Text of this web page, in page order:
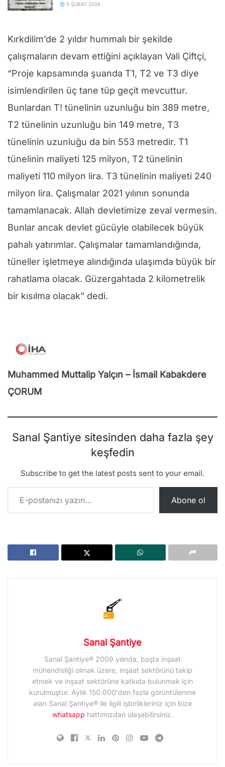
5 ŞUBAT 2026
Kırkdilim’de 2 yıldır hummalı bir şekilde
çalışmaların devam ettiğini açıklayan Vali Çiftçi,
“Proje kapsamında şuanda T1, T2 ve T3 diye
isimlendirilen üç tane tüp geçit mevcuttur.
Bunlardan T! tünelinin uzunluğu bin 389 metre,
T2 tünelinin uzunluğu bin 149 metre, T3
tünelinin uzunluğu da bin 553 metredir. T1
tünelinin maliyeti 125 milyon, T2 tünelinin
maliyeti 110 milyon lira. T3 tünelinin maliyeti 240
milyon lira. Çalışmalar 2021 yılının sonunda
tamamlanacak. Allah devletimize zeval vermesin.
Bunlar ancak devlet gücüyle olabilecek büyük
pahalı yatırımlar. Çalışmalar tamamlandığında,
tüneller işletmeye alındığında ulaşımda büyük bir
rahatlama olacak. Güzergahtada 2 kilometrelik
bir kısılma olacak” dedi.
Muhammed Muttalip Yalçın – İsmail Kabakdere
ÇORUM
Sanal Şantiye sitesinden daha fazla şey
keşfedin
Subscribe to get the latest posts sent to your email.
E-postanızı yazın…
Abone ol
Sanal Şantiye
Sanal Şantiye® 2009 yılında, başta inşaat
mühendisliği olmak üzere, inşaat sektörünü takip
etmek ve inşaat sektörüne katkıda bulunmak için
kurulmuştur. Aylık 150.000'den fazla görüntülenme
alan Sanal Şantiye® ile ilgili işbirlikleriniz için bize
whatsapp hattımızdan ulaşabilirsiniz.